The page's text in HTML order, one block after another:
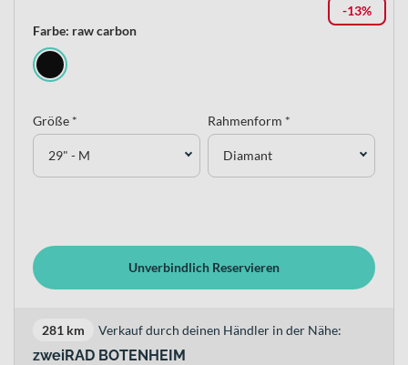
-13%
Farbe: raw carbon
Größe *
29" - M
Rahmenform *
Diamant
Unverbindlich Reservieren
281 km Verkauf durch deinen Händler in der Nähe:
zweiRAD BOTENHEIM